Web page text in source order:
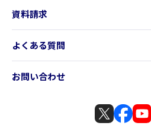
資料請求
よくある質問
お問い合わせ